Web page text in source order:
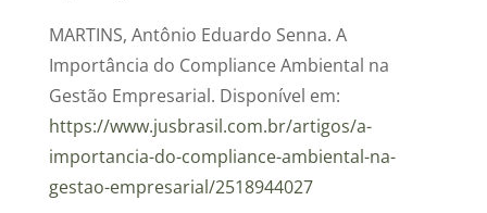
MARTINS, Antônio Eduardo Senna. A
Importância do Compliance Ambiental na
Gestão Empresarial. Disponível em:
https://www.jusbrasil.com.br/artigos/a-
importancia-do-compliance-ambiental-na-
gestao-empresarial/2518944027